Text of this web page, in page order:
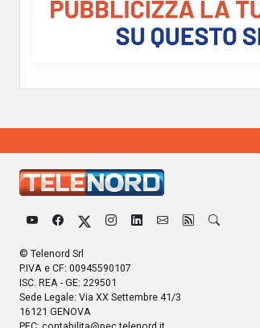
© Telenord Srl
P.IVA e CF: 00945590107
ISC. REA - GE: 229501
Sede Legale: Via XX Settembre 41/3
16121 GENOVA